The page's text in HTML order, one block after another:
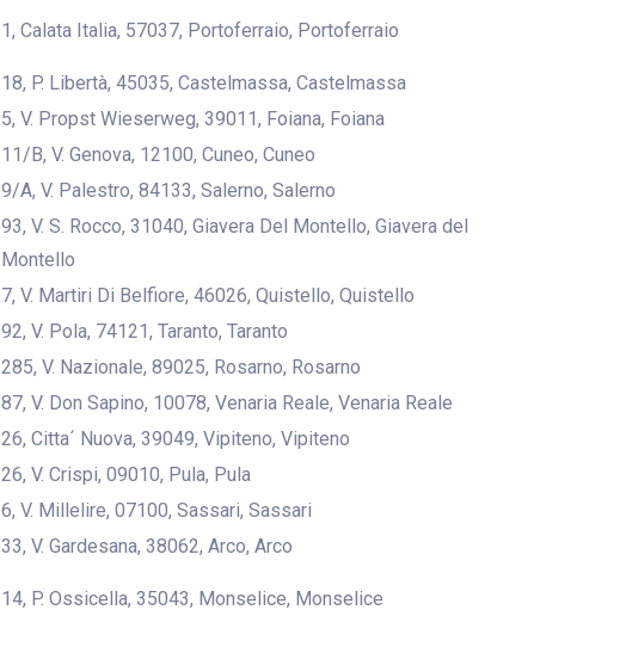
1, Calata Italia, 57037, Portoferraio, Portoferraio
18, P. Libertà, 45035, Castelmassa, Castelmassa
5, V. Propst Wieserweg, 39011, Foiana, Foiana
11/B, V. Genova, 12100, Cuneo, Cuneo
9/A, V. Palestro, 84133, Salerno, Salerno
93, V. S. Rocco, 31040, Giavera Del Montello, Giavera del
Montello
7, V. Martiri Di Belfiore, 46026, Quistello, Quistello
92, V. Pola, 74121, Taranto, Taranto
285, V. Nazionale, 89025, Rosarno, Rosarno
87, V. Don Sapino, 10078, Venaria Reale, Venaria Reale
26, Citta´ Nuova, 39049, Vipiteno, Vipiteno
26, V. Crispi, 09010, Pula, Pula
6, V. Millelire, 07100, Sassari, Sassari
33, V. Gardesana, 38062, Arco, Arco
14, P. Ossicella, 35043, Monselice, Monselice